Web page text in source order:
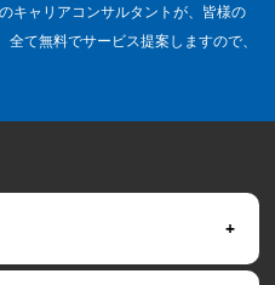
キャリアコンサルタントが、皆様の
て無料でサービス提案しますので、